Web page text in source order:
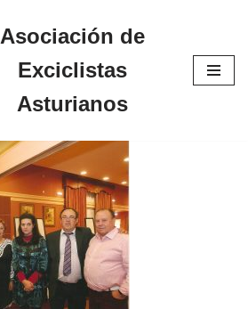
Asociación de
Exciclistas
Asturianos